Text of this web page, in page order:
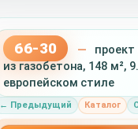
66-30 —
из газобетона, 148 м²,
европейском стиле
← Предыдущий Каталог